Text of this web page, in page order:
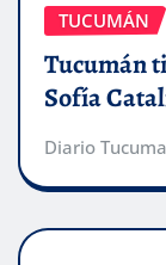
TUCUMÁN
Tucumán
Sofía
Diario